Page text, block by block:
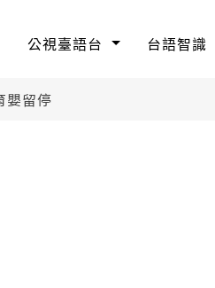
公視臺語台 台語智識
嬰留停